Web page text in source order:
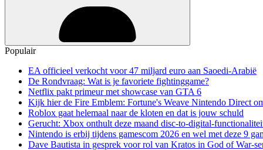
Populair
EA officieel verkocht voor 47 miljard euro aan Saoedi-Arabië
De Rondvraag: Wat is je favoriete fightinggame?
Netflix pakt primeur met showcase van GTA 6
Kijk hier de Fire Emblem: Fortune's Weave Nintendo Direct
Roblox gaat helemaal naar de kloten en dat is jouw schuld
Gerucht: Xbox onthult deze maand disc-to-digital-
Nintendo is erbij tijdens gamescom 2026 en wel met deze 9
Dave Bautista in gesprek voor rol van Kratos in God of War-